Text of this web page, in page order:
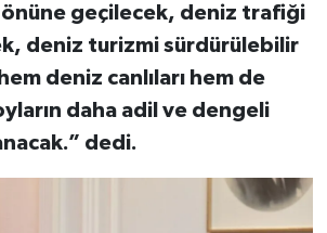
geçilecek, deniz trafiği
deniz turizmi sürdürülebilir
deniz canlıları hem de
daha adil ve dengeli
dedi.